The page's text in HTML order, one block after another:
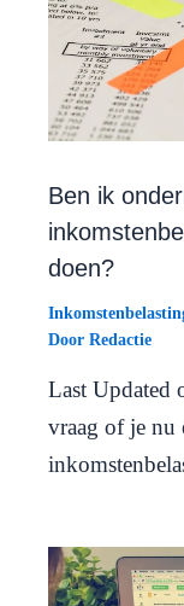
Ben ik
doen?
Door Redactie
Last Updated
vraag of je nu